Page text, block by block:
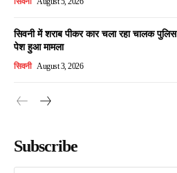
सिवनी में शराब पीकर कार चला रहा चालक
पेश हुआ मामला
सिवनी August 3, 2026
Subscribe